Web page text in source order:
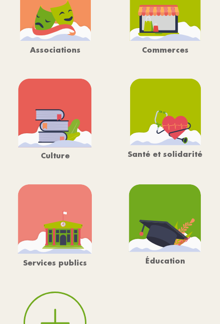
Associations Commerces
Culture Santé et solidarité
Services publics Éducation